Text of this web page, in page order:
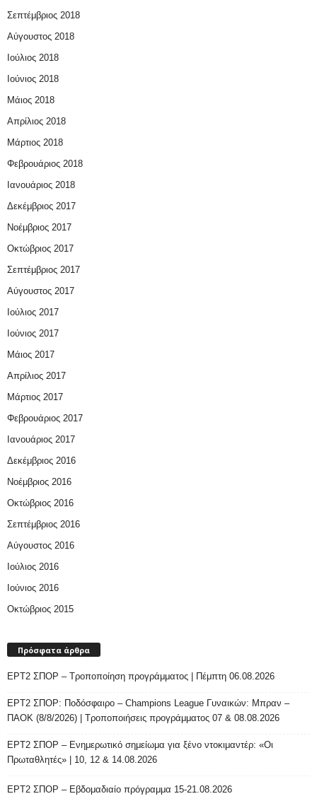
Σεπτέμβριος 2018
Αύγουστος 2018
Ιούλιος 2018
Ιούνιος 2018
Μάιος 2018
Απρίλιος 2018
Μάρτιος 2018
Φεβρουάριος 2018
Ιανουάριος 2018
Δεκέμβριος 2017
Νοέμβριος 2017
Οκτώβριος 2017
Σεπτέμβριος 2017
Αύγουστος 2017
Ιούλιος 2017
Ιούνιος 2017
Μάιος 2017
Απρίλιος 2017
Μάρτιος 2017
Φεβρουάριος 2017
Ιανουάριος 2017
Δεκέμβριος 2016
Νοέμβριος 2016
Οκτώβριος 2016
Σεπτέμβριος 2016
Αύγουστος 2016
Ιούλιος 2016
Ιούνιος 2016
Οκτώβριος 2015
Πρόσφατα άρθρα
ΕΡΤ2 ΣΠΟΡ – Τροποποίηση προγράμματος | Πέμπτη 06.08.2026
ΕΡΤ2 ΣΠΟΡ: Ποδόσφαιρο – Champions League Γυναικών: Μπραν –
ΠΑΟΚ (8/8/2026) | Τροποποιήσεις προγράμματος 07 & 08.08.2026
ΕΡΤ2 ΣΠΟΡ – Ενημερωτικό σημείωμα για ξένο ντοκιμαντέρ: «Οι
Πρωταθλητές» | 10, 12 & 14.08.2026
ΕΡΤ2 ΣΠΟΡ – Εβδομαδιαίο πρόγραμμα 15-21.08.2026